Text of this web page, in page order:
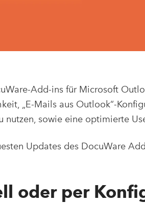
Add-ins für Microsoft
„E-Mails aus Outlook“-
sowie eine optimierte
Updates des DocuWare
oder per